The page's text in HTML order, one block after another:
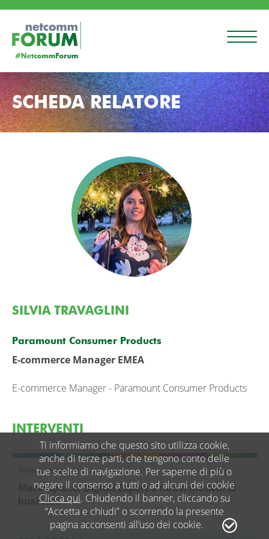
SCHEDA RELATORE
SILVIA TRAVAGLINI
Paramount Consumer Products
E-commerce Manager EMEA
E-commerce Manager - Paramount Consumer Products
INTERVENTI
Netcomm Space
Marketplace, Digital Export e nuovi modelli di
business
Ti informiamo che questo sito utilizza cookie,
anche di terze parti, che tengono conto delle
tue scelte di navigazione. Per saperne di più o
negare il consenso a tutti o ad alcuni dei cookie
Clicca qui. Chiudendo il banner, cliccando su
“Accetta e chiudi” o scorrendo la presente
pagina acconsenti all’uso dei cookie.